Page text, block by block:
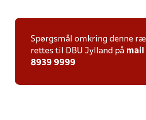
Spørgsmål omkring denne
rettes til DBU Jylland på mail
8939 9999